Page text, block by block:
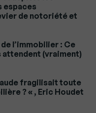
espaces
de notoriété et
l’immobilier : Ce
attendent (vraiment)
fragilisait toute
? « , Eric Houdet